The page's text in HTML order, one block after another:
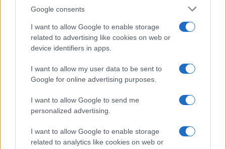
Google consents
I want to allow Google to enable storage
related to advertising like cookies on web or
device identifiers in apps.
I want to allow my user data to be sent to
Google for online advertising purposes.
I want to allow Google to send me
personalized advertising.
I want to allow Google to enable storage
related to analytics like cookies on web or
completano l’equilibrio aromatico senza aggiungere
Per una versionesenza lattosio
latte delattosato eolioal posto del burro; bevande
quest’ultimo caso, scegliere liquidi non zuccherati e
dal profilo pulito per non alterare il gusto. Le
proporzioni di farina restano identiche; se si usa
olio, aggiungerlo in quantità pari al burro previsto e